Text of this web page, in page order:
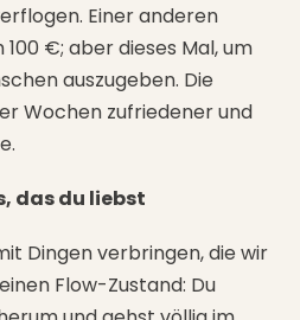
Einer anderen
€; aber dieses Mal, um
auszugeben. Die
Wochen zufriedener und
das du liebst
Dingen verbringen, die wir
Flow-Zustand: Du